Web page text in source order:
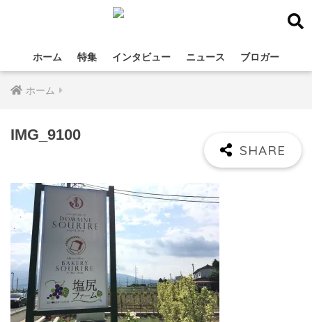
ホーム 特集 インタビュー ニュース ブロガー
ホーム
IMG_9100